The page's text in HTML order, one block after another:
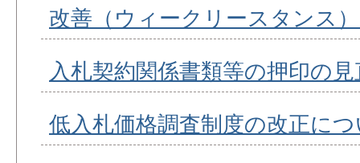
改善（ウィークリースタンス
入札契約関係書類等の押印の
低入札価格調査制度の改正に